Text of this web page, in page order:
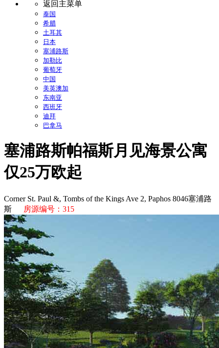
返回主菜单
泰国
希腊
土耳其
日本
塞浦路斯
加勒比
葡萄牙
中国
美英澳加
东南亚
西班牙
迪拜
巴拿马
塞浦路斯帕福斯月见海景公寓
仅25万欧起
Corner St. Paul &, Tombs of the Kings Ave 2, Paphos 8046塞浦路
斯
房源编号：315